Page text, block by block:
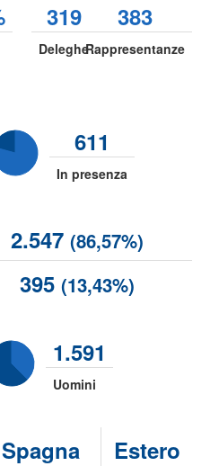
319
Deleghe
383
Rappresentanze
611
In presenza
2.547 (86,57%)
395 (13,43%)
1.591
Uomini
Spagna
Estero